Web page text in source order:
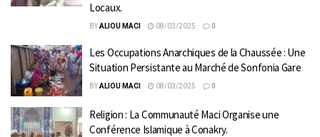
Locaux.
BYALIOU MACI 08/03/2025 0
Les Occupations Anarchiques de la Chaussée : Une
Situation Persistante au Marché de Sonfonia Gare
BYALIOU MACI 08/03/2025 0
Religion : La Communauté Maci Organise une
Conférence Islamique à Conakry.